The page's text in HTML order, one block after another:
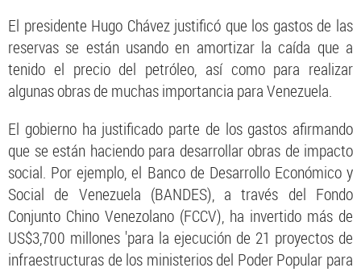
El presidente Hugo Chávez justificó que los gastos de las
reservas se están usando en amortizar la caída que a
tenido el precio del petróleo, así como para realizar
algunas obras de muchas importancia para Venezuela.
El gobierno ha justificado parte de los gastos afirmando
que se están haciendo para desarrollar obras de impacto
social. Por ejemplo, el Banco de Desarrollo Económico y
Social de Venezuela (BANDES), a través del Fondo
Conjunto Chino Venezolano (FCCV), ha invertido más de
US$3,700 millones 'para la ejecución de 21 proyectos de
infraestructuras de los ministerios del Poder Popular para